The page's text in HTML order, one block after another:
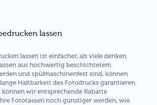
lassen
lassen ist einfacher, als viele denken
aus hochwertig beschichtetem
und spülmaschinenfest sind, können
Haltbarkeit des Fotodrucks garantieren.
wir entsprechende Rabatte
Fototassen noch günstiger werden, wie